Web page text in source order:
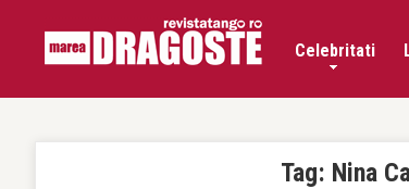
Celebritati
Tag: Nina